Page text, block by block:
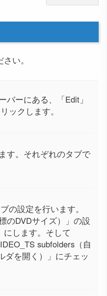
い。
バーにある、「Edit」
ックします。
す。それぞれのタブで
の設定を行います。
のDVDサイズ）」の設
にします。そして
subfolders（自
ダを開く）」にチェッ